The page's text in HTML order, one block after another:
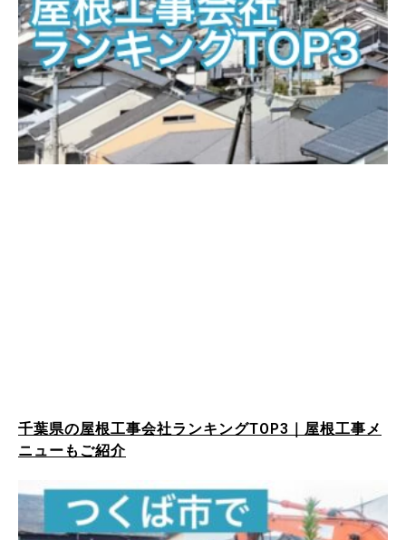
千葉県の屋根工事会社ランキングTOP3｜屋根工事メ
ニューもご紹介